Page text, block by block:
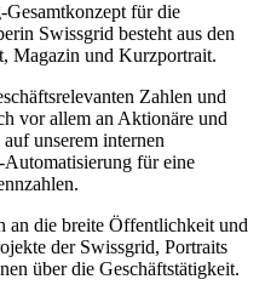
für die
Swissgrid besteht aus den
Magazin und Kurzportrait.
Zahlen und
vor allem an Aktionäre und
unserem internen
für eine
an die breite Öffentlichkeit und
der Swissgrid, Portraits
über die Geschäftstätigkeit.